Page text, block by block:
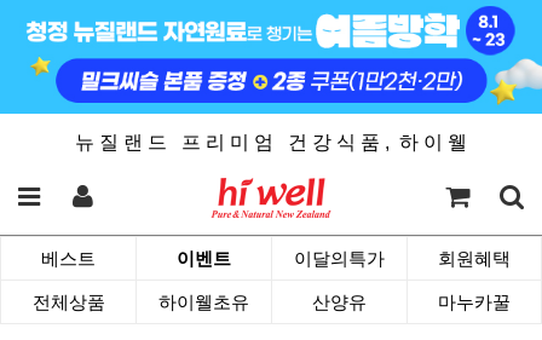
뉴 질 랜 드 프 리 미 엄 건 강 식 품 , 하 이 웰
베스트 이벤트 이달의특가 회원혜택
전체상품 하이웰초유 산양유 마누카꿀